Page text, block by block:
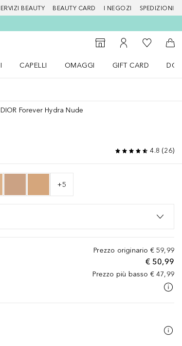
BEAUTY BEAUTY CARD I NEGOZI SPEDIZIONI
StorefinderAl Mio Account
Alla Mia
Al
CAPELLI
OMAGGI
GIFT CARD
DIOR Forever Hydra Nude
4.8 (26)
+5
Prezzo originario € 59,99
€ 50,99
Prezzo più basso € 47,99